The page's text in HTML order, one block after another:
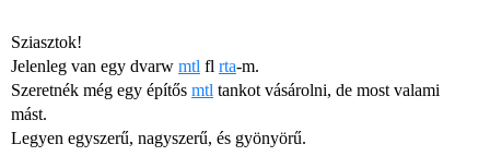
Sziasztok!
Jelenleg van egy dvarw mtl fl rta-m.
Szeretnék még egy építős mtl tankot vásárolni, de most valami
mást.
Legyen egyszerű, nagyszerű, és gyönyörű.